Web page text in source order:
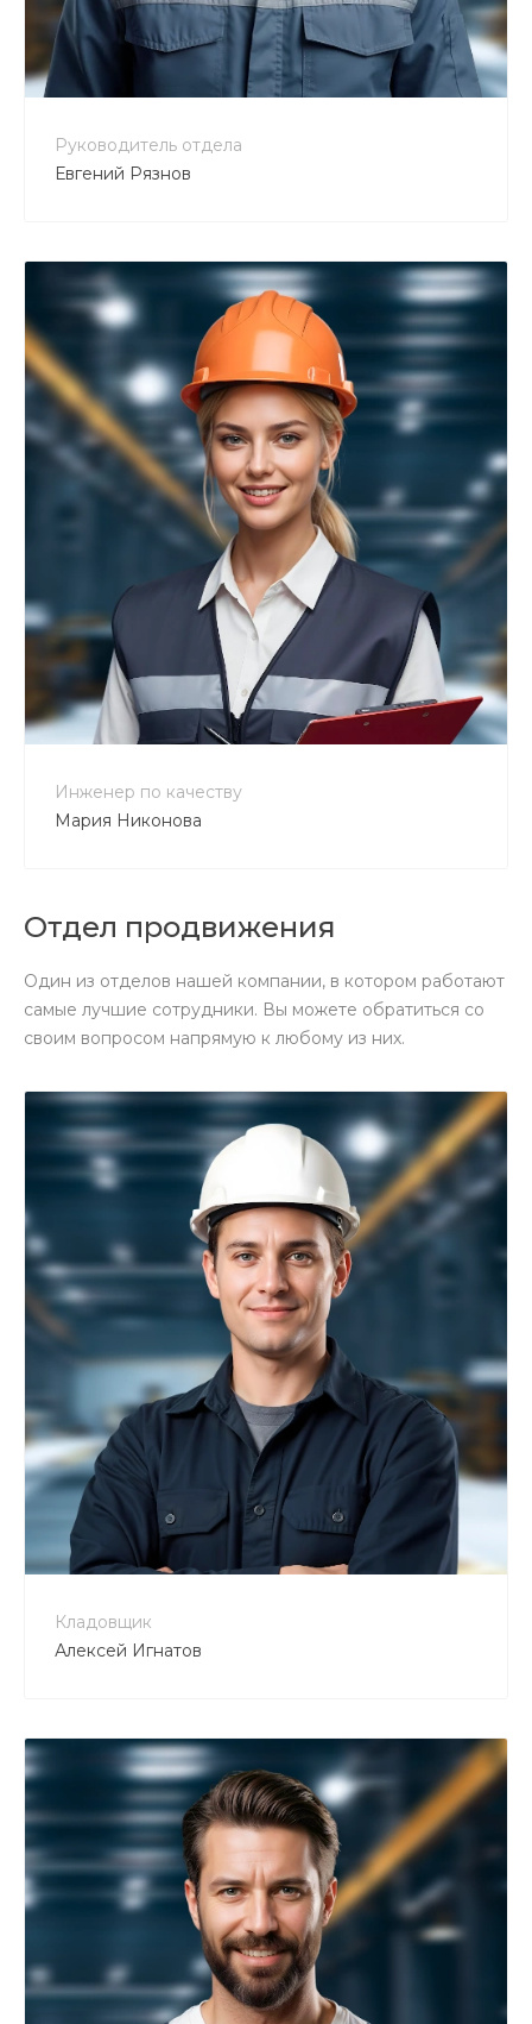
Руководитель отдела
Евгений Рязнов
+7 800 900-80-90
no-reply@intecweb.ru
Инженер по качеству
Мария Никонова
+7 800 900-80-90
no-reply@intecweb.ru
Отдел продвижения
Один из отделов нашей компании, в котором работают
самые лучшие сотрудники. Вы можете обратиться со
своим вопросом напрямую к любому из них.
Кладовщик
Алексей Игнатов
+7 800 900-80-90
no-reply@intecweb.ru